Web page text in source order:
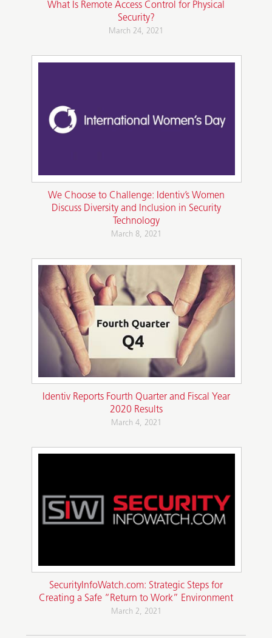
What Is Remote Access Control for Physical
Security?
March 24, 2021
We Choose to Challenge: Identiv’s Women
Discuss Diversity and Inclusion in Security
Technology
March 8, 2021
Identiv Reports Fourth Quarter and Fiscal Year
2020 Results
March 4, 2021
SecurityInfoWatch.com: Strategic Steps for
Creating a Safe “Return to Work” Environment
March 2, 2021